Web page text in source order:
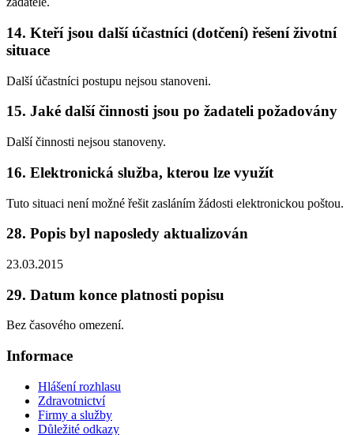
14. Kteří jsou další účastníci (dotčení) řešení životní
situace
Další účastníci postupu nejsou stanoveni.
15. Jaké další činnosti jsou po žadateli požadovány
Další činnosti nejsou stanoveny.
16. Elektronická služba, kterou lze využít
Tuto situaci není možné řešit zasláním žádosti elektronickou poštou.
28. Popis byl naposledy aktualizován
23.03.2015
29. Datum konce platnosti popisu
Bez časového omezení.
Informace
Hlášení rozhlasu
Zdravotnictví
Firmy a služby
Důležité odkazy